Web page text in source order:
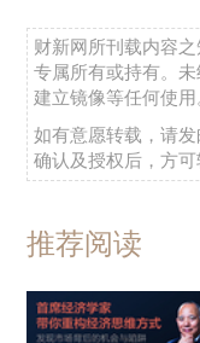
财新网所刊载内容
专属所有或持有。
建立镜像等任何使用
如有意愿转载，请
确认及授权后，方可
推荐阅读